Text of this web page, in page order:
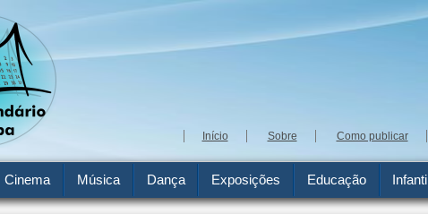
Início Sobre Como publicar
Cinema Música Dança Exposições Educação Infantil